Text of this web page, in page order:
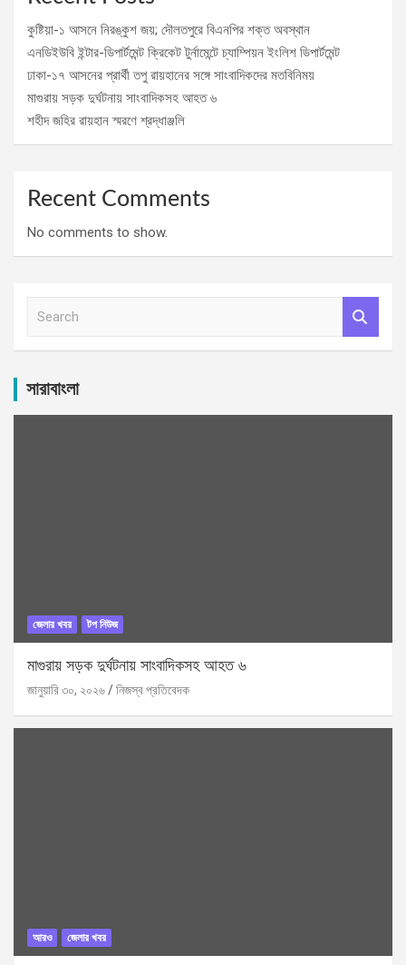
কুষ্টিয়া-১ আসনে নিরঙ্কুশ জয়; দৌলতপুরে বিএনপির শক্ত অবস্থান
এনডিইউবি ইন্টার-ডিপার্টমেন্ট ক্রিকেট টুর্নামেন্টে চ্যাম্পিয়ন ইংলিশ ডিপার্টমেন্ট
ঢাকা-১৭ আসনের প্রার্থী তপু রায়হানের সঙ্গে সাংবাদিকদের মতবিনিময়
মাগুরায় সড়ক দুর্ঘটনায় সাংবাদিকসহ আহত ৬
শহীদ জহির রায়হান স্মরণে শ্রদ্ধাঞ্জলি
Recent Comments
No comments to show.
c
সারাবাংলা
জেলার খবর টপ নিউজ
মাগুরায় সড়ক দুর্ঘটনায় সাংবাদিকসহ আহত ৬
জানুয়ারি ৩০, ২০২৬ নিজস্ব প্রতিবেদক
আরও জেলার খবর